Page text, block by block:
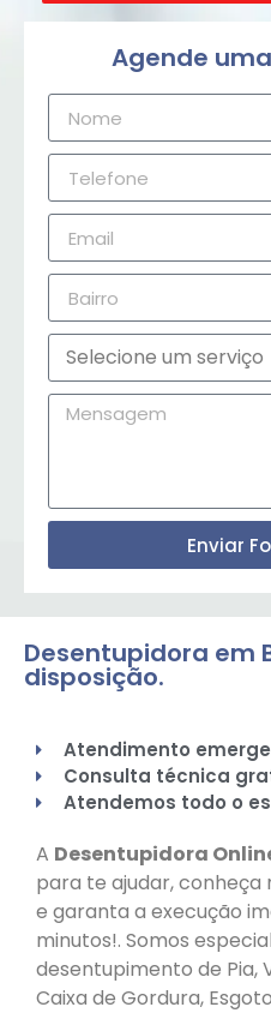
Agende
Enviar
Desentupidora em
disposição.
Atendimento
Consulta técnica
Atendemos todo o
A Desentupidora
para te ajudar, conheça
e garanta a execução
minutos!. Somos
desentupimento de Pia,
Caixa de Gordura,